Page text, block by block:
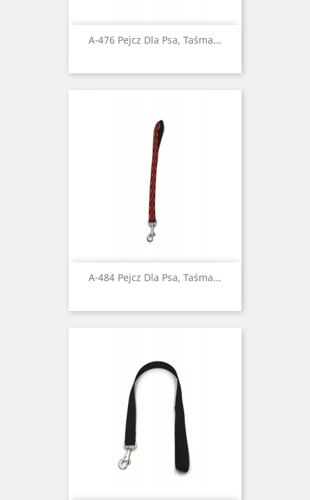
A-476 Pejcz Dla Psa, Taśma...
A-484 Pejcz Dla Psa, Taśma...